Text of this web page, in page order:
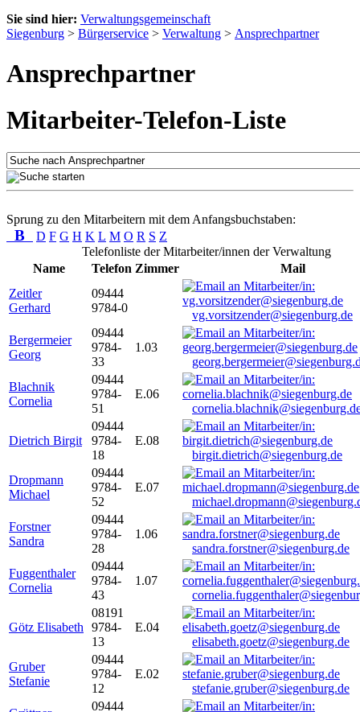
Sie sind hier: Verwaltungsgemeinschaft
Siegenburg > Bürgerservice > Verwaltung > Ansprechpartner
Ansprechpartner
Mitarbeiter-Telefon-Liste
Sprung zu den Mitarbeitern mit dem Anfangsbuchstaben:
B D F G H K L M O R S Z
Telefonliste der Mitarbeiter/innen der Verwaltung
Name
Telefon Zimmer
Mail
Zeitler
Gerhard
09444
9784-0
vg.vorsitzender@siegenburg.de
Bergermeier
Georg
09444
9784-
33
1.03
Blachnik
Cornelia
09444
9784-
51
E.06
Dietrich Birgit
09444
9784-
18
E.08
birgit.dietrich@siegenburg.de
Dropmann
Michael
09444
9784-
52
E.07
Forstner
Sandra
09444
9784-
28
1.06
sandra.forstner@siegenburg.de
Fuggenthaler
Cornelia
09444
9784-
43
1.07
Götz Elisabeth
08191
9784-
13
E.04
elisabeth.goetz@siegenburg.de
Gruber
Stefanie
09444
9784-
12
E.02
stefanie.gruber@siegenburg.de
09444